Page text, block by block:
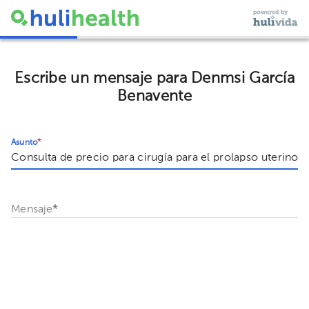
Escribe un mensaje para Denmsi García
Benavente
Asunto*
Mensaje*